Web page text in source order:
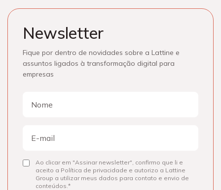
Newsletter
Fique por dentro de novidades sobre a Lattine e
assuntos ligados à transformação digital para
empresas
mail
ConsentirAo clicar em "Assinar newsletter", confirmo que li e
aceito a Política de privacidade e autorizo a Lattine
Group a utilizar meus dados para contato e envio de
conteúdos.